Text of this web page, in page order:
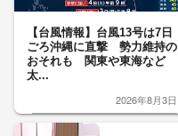
【台風情報】台風13号は7日
ごろ沖縄に直撃 勢力維持の
おそれも 関東や東海など
太...
2026年8月3日